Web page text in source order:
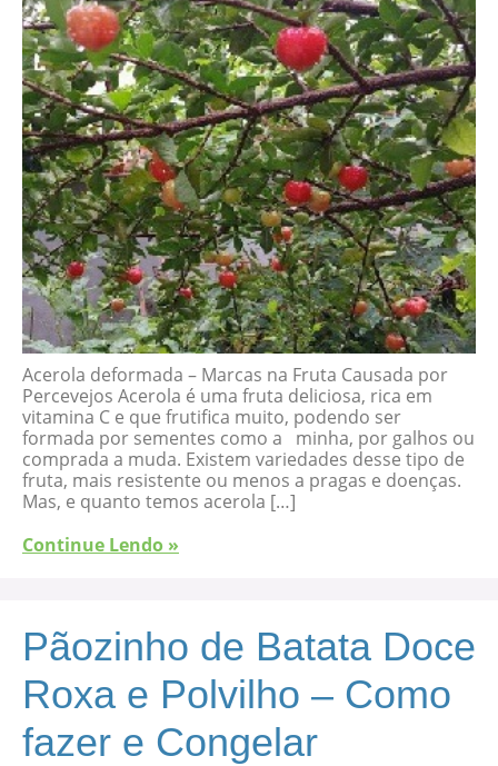
Acerola deformada – Marcas na Fruta Causada por
Percevejos Acerola é uma fruta deliciosa, rica em
vitamina C e que frutifica muito, podendo ser
formada por sementes como a minha, por galhos ou
comprada a muda. Existem variedades desse tipo de
fruta, mais resistente ou menos a pragas e doenças.
Mas, e quanto temos acerola […]
Continue Lendo »
Pãozinho de Batata Doce
Roxa e Polvilho – Como
fazer e Congelar